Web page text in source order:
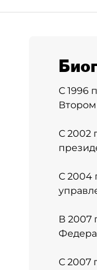
С 1996
С 2002
С 2004
В 2007
С 2007